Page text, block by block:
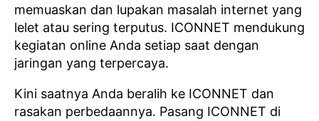
memuaskan dan lupakan masalah internet yang
lelet atau sering terputus. ICONNET mendukung
kegiatan online Anda setiap saat dengan
jaringan yang terpercaya.
Kini saatnya Anda beralih ke ICONNET dan
rasakan perbedaannya. Pasang ICONNET di